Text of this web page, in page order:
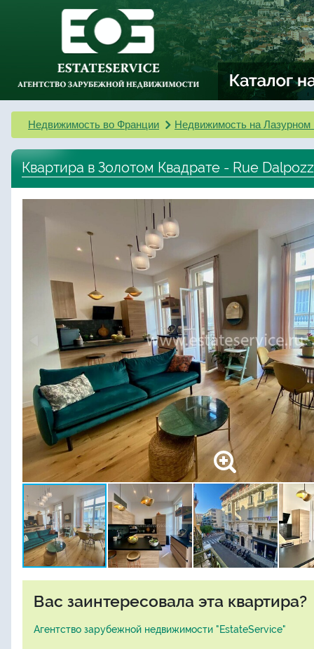
Недвижимость во Франции Недвижимость на Лазурном
Квартира в Золотом Квадрате - Rue
Вас заинтересовала эта квартира?
Агентство зарубежной недвижимости "EstateService"